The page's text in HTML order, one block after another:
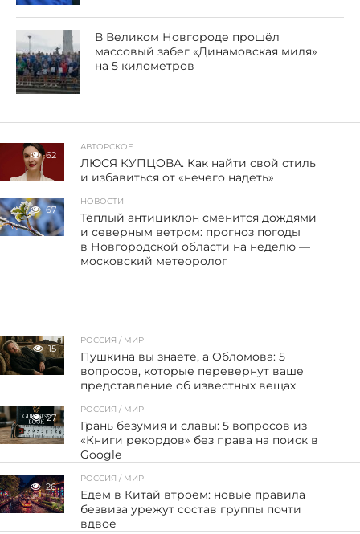
В Великом Новгороде прошёл
массовый забег «Динамовская миля»
на 5 километров
62
АВТОРСКОЕ
ЛЮСЯ КУПЦОВА. Как найти свой стиль
и избавиться от «нечего надеть»
67
НОВОСТИ
Тёплый антициклон сменится дождями
и северным ветром: прогноз погоды
в Новгородской области на неделю —
московский метеоролог
15
РОССИЯ / МИР
Пушкина вы знаете, а Обломова: 5
вопросов, которые перевернут ваше
представление об известных вещах
27
РОССИЯ / МИР
Грань безумия и славы: 5 вопросов из
«Книги рекордов» без права на поиск в
Google
26
РОССИЯ / МИР
Едем в Китай втроем: новые правила
безвиза урежут состав группы почти
вдвое